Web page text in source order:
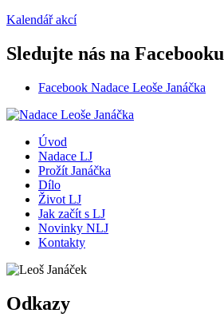
Kalendář akcí
Sledujte nás na Facebooku
Facebook Nadace Leoše Janáčka
Úvod
Nadace LJ
Prožít Janáčka
Dílo
Život LJ
Jak začít s LJ
Novinky NLJ
Kontakty
Odkazy